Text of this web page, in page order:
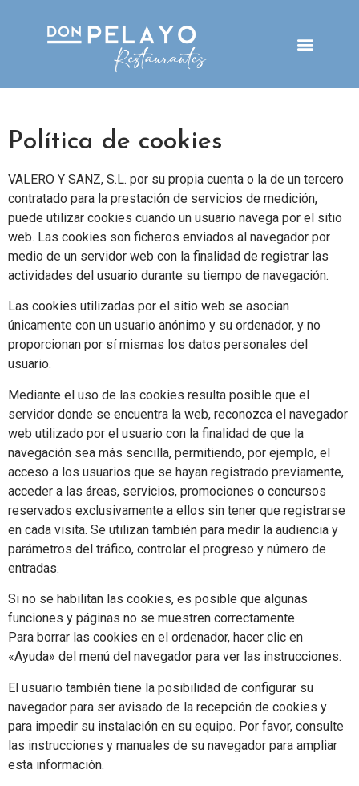
Política de cookies
VALERO Y SANZ, S.L. por su propia cuenta o la de un tercero
contratado para la prestación de servicios de medición,
puede utilizar cookies cuando un usuario navega por el sitio
web. Las cookies son ficheros enviados al navegador por
medio de un servidor web con la finalidad de registrar las
actividades del usuario durante su tiempo de navegación.
Las cookies utilizadas por el sitio web se asocian
únicamente con un usuario anónimo y su ordenador, y no
proporcionan por sí mismas los datos personales del
usuario.
Mediante el uso de las cookies resulta posible que el
servidor donde se encuentra la web, reconozca el navegador
web utilizado por el usuario con la finalidad de que la
navegación sea más sencilla, permitiendo, por ejemplo, el
acceso a los usuarios que se hayan registrado previamente,
acceder a las áreas, servicios, promociones o concursos
reservados exclusivamente a ellos sin tener que registrarse
en cada visita. Se utilizan también para medir la audiencia y
parámetros del tráfico, controlar el progreso y número de
entradas.
Si no se habilitan las cookies, es posible que algunas
funciones y páginas no se muestren correctamente.
Para borrar las cookies en el ordenador, hacer clic en
«Ayuda» del menú del navegador para ver las instrucciones.
El usuario también tiene la posibilidad de configurar su
navegador para ser avisado de la recepción de cookies y
para impedir su instalación en su equipo. Por favor, consulte
las instrucciones y manuales de su navegador para ampliar
esta información.